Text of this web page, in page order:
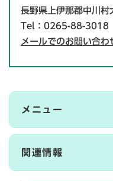
長野県上伊那郡中川
Tel：0265-88-3018
メールでのお問い合わ
メニュー
関連情報